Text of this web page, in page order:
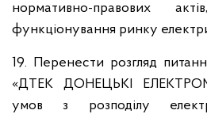
нормативно-правових
функціонування ринку
19. Перенести розгляд
«ДТЕК ДОНЕЦЬКІ
умов з розподілу